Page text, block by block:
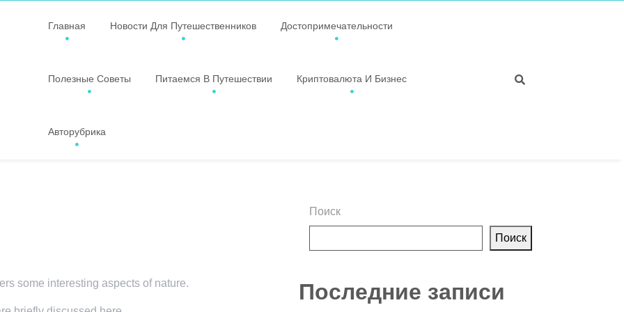
Главная Новости Для Путешественников Достопримечательности
Полезные Советы Питаемся В Путешествии Криптовалюта И Бизнес
Авторубрика
some interesting aspects of nature.
Поиск
Поиск
Последние записи